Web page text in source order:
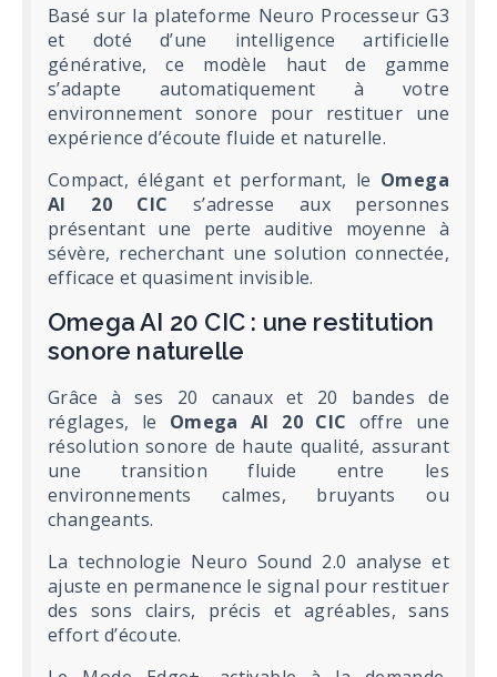
Basé sur la plateforme Neuro Processeur G3
et doté d’une intelligence artificielle
générative, ce modèle haut de gamme
s’adapte automatiquement à votre
environnement sonore pour restituer une
expérience d’écoute fluide et naturelle.
Compact, élégant et performant, le Omega
AI 20 CIC s’adresse aux personnes
présentant une perte auditive moyenne à
sévère, recherchant une solution connectée,
efficace et quasiment invisible.
Omega AI 20 CIC : une restitution
sonore naturelle
Grâce à ses 20 canaux et 20 bandes de
réglages, le Omega AI 20 CIC offre une
résolution sonore de haute qualité, assurant
une transition fluide entre les
environnements calmes, bruyants ou
changeants.
La technologie Neuro Sound 2.0 analyse et
ajuste en permanence le signal pour restituer
des sons clairs, précis et agréables, sans
effort d’écoute.